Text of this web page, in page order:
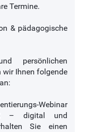
Termine.
& pädagogische
persönlichen
wir Ihnen folgende
Webinar
– digital und
Sie einen